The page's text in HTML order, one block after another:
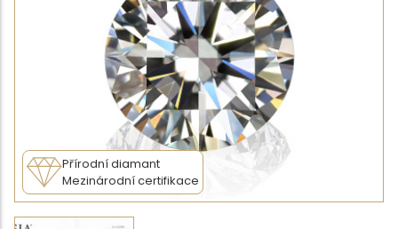
Přírodní diamant
Mezinárodní certifikace